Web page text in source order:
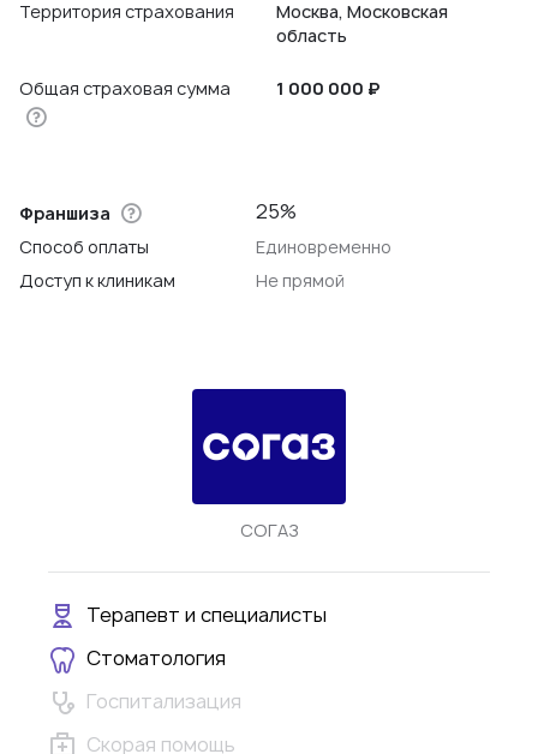
Территория страхования
Москва, Московская
область
Общая страховая сумма 1 000 000 ₽
Франшиза 25%
Способ оплаты
Единовременно
Доступ к клиникам
Не прямой
СОГАЗ
Терапевт и специалисты
Стоматология
Госпитализация
Скорая помощь